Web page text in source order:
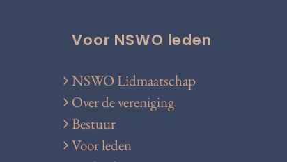
Voor NSWO leden
NSWO Lidmaatschap
Over de vereniging
Bestuur
Voor leden